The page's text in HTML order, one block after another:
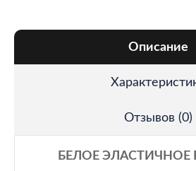
Описание
Отзывов (0)
БЕЛОЕ